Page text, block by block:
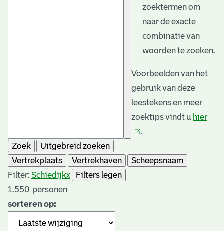
zoektermen om
naar de exacte
combinatie van
woorden te zoeken.
Voorbeelden van het
gebruik van deze
leestekens en meer
zoektips vindt u hier
.
Zoek
Uitgebreid zoeken
Vertrekplaats
Vertrekhaven
Scheepsnaam
Filter: Schiedijkx
Filters legen
1.550 personen
sorteren op: